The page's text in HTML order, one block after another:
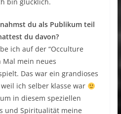
bin glücklich.
du als Publikum teil
du davon?
ich auf der “Occulture
Mal mein neues
Das war ein grandioses
ich selber klasse war
in diesem speziellen
und Spiritualität meine